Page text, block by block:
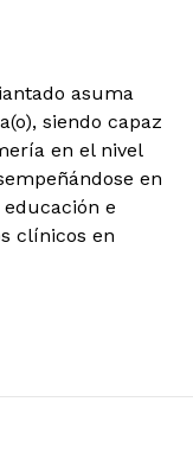
asuma
siendo capaz
en el nivel
en
e
clínicos en